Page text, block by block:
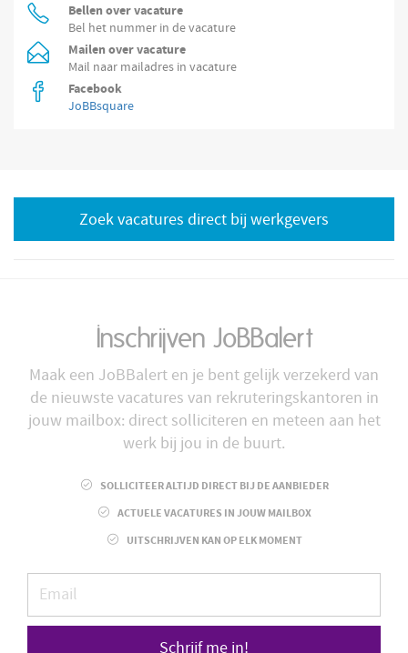
Bellen over vacature
Bel het nummer in de vacature
Mailen over vacature
Mail naar mailadres in vacature
Facebook
JoBBsquare
Zoek vacatures direct bij werkgevers
Inschrijven JoBBalert
Maak een JoBBalert en je bent gelijk verzekerd van
de nieuwste vacatures van rekruteringskantoren in
jouw mailbox: direct solliciteren en meteen aan het
werk bij jou in de buurt.
SOLLICITEER ALTIJD DIRECT BIJ DE AANBIEDER
ACTUELE VACATURES IN JOUW MAILBOX
UITSCHRIJVEN KAN OP ELK MOMENT
Schrijf me in!